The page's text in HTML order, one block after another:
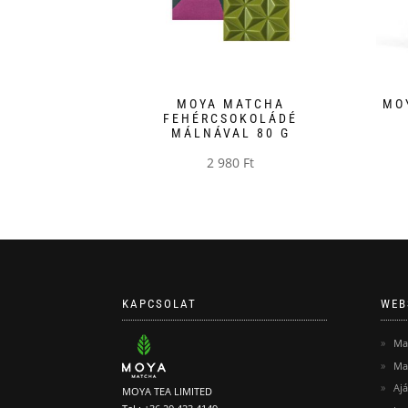
MOYA MATCHA
FEHÉRCSOKOLÁDÉ
MÁLNÁVAL 80 G
2 980 Ft
több
A
a
KAPCSOLAT
MOYA TEA LIMITED